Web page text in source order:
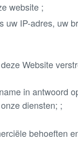
website ;
uw IP-adres, uw
Website
in antwoord
diensten; ;
behoeften